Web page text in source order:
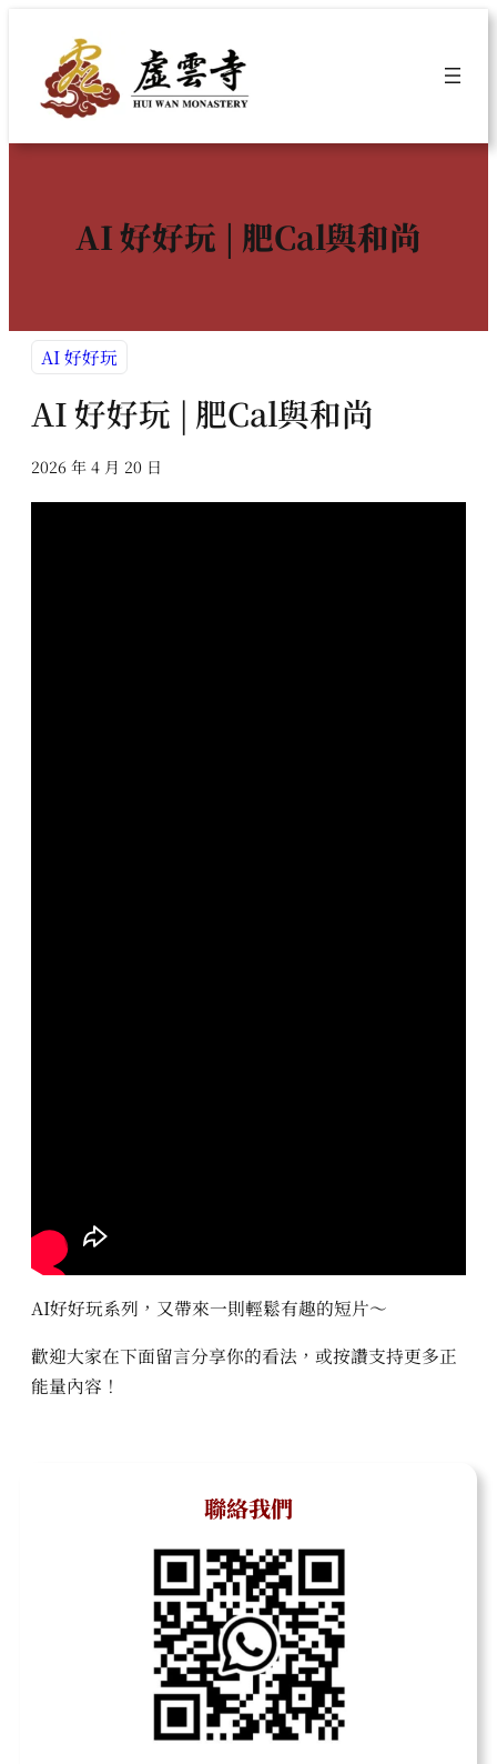
內
AI 好好玩 | 肥Cal與和尚
AI 好好玩
AI 好好玩 | 肥Cal與和尚
2026 年 4 月 20 日
AI好好玩系列，又帶來一則輕鬆有趣的短片～
歡迎大家在下面留言分享你的看法，或按讚支持更多正
能量內容！
聯絡我們